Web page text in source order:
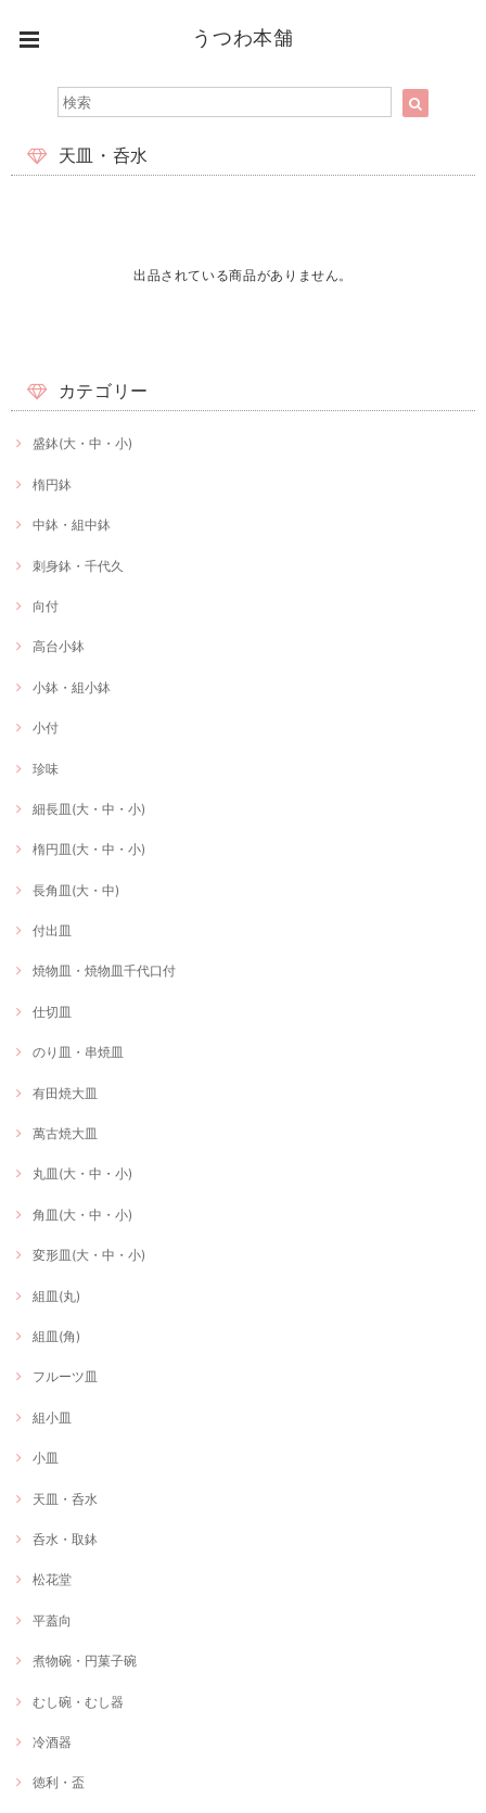
うつわ本舗
天皿・呑水
出品されている商品がありません。
カテゴリー
盛鉢(大・中・小)
楕円鉢
中鉢・組中鉢
刺身鉢・千代久
向付
高台小鉢
小鉢・組小鉢
小付
珍味
細長皿(大・中・小)
楕円皿(大・中・小)
長角皿(大・中)
付出皿
焼物皿・焼物皿千代口付
仕切皿
のり皿・串焼皿
有田焼大皿
萬古焼大皿
丸皿(大・中・小)
角皿(大・中・小)
変形皿(大・中・小)
組皿(丸)
組皿(角)
フルーツ皿
組小皿
小皿
天皿・呑水
呑水・取鉢
松花堂
平蓋向
煮物碗・円菓子碗
むし碗・むし器
冷酒器
徳利・盃